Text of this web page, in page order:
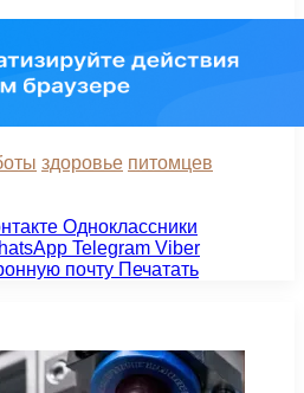
здоровье питомцев
Одноклассники
Telegram Viber
почту Печатать